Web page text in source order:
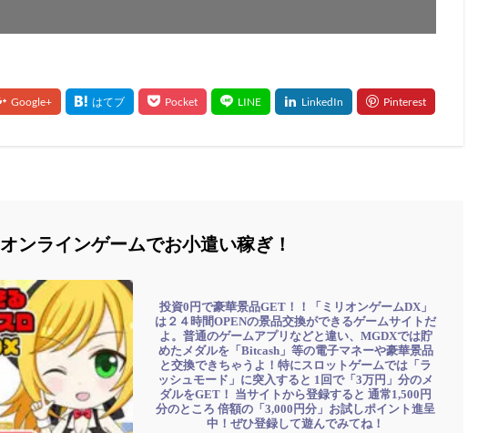
オンラインゲームでお小遣い稼ぎ！
投資0円で豪華景品GET！！「ミリオンゲームDX」
は２４時間OPENの景品交換ができるゲームサイトだ
よ。普通のゲームアプリなどと違い、MGDXでは貯
めたメダルを「Bitcash」等の電子マネーや豪華景品
と交換できちゃうよ！特にスロットゲームでは「ラ
ッシュモード」に突入すると 1回で「3万円」分のメ
ダルをGET！ 当サイトから登録すると 通常1,500円
分のところ 倍額の「3,000円分」お試しポイント進呈
中！ぜひ登録して遊んでみてね！